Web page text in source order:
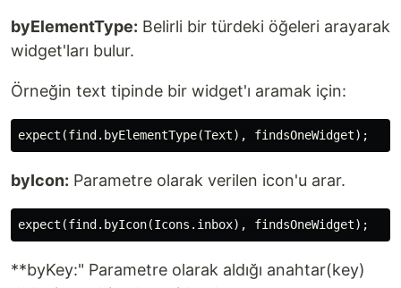
byElementType: Belirli bir türdeki öğeleri arayarak
widget'ları bulur.
Örneğin text tipinde bir widget'ı aramak için:
byIcon: Parametre olarak verilen icon'u arar.
**byKey:" Parametre olarak aldığı anahtar(key)